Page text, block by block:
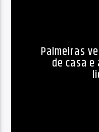
Palmeiras
de casa